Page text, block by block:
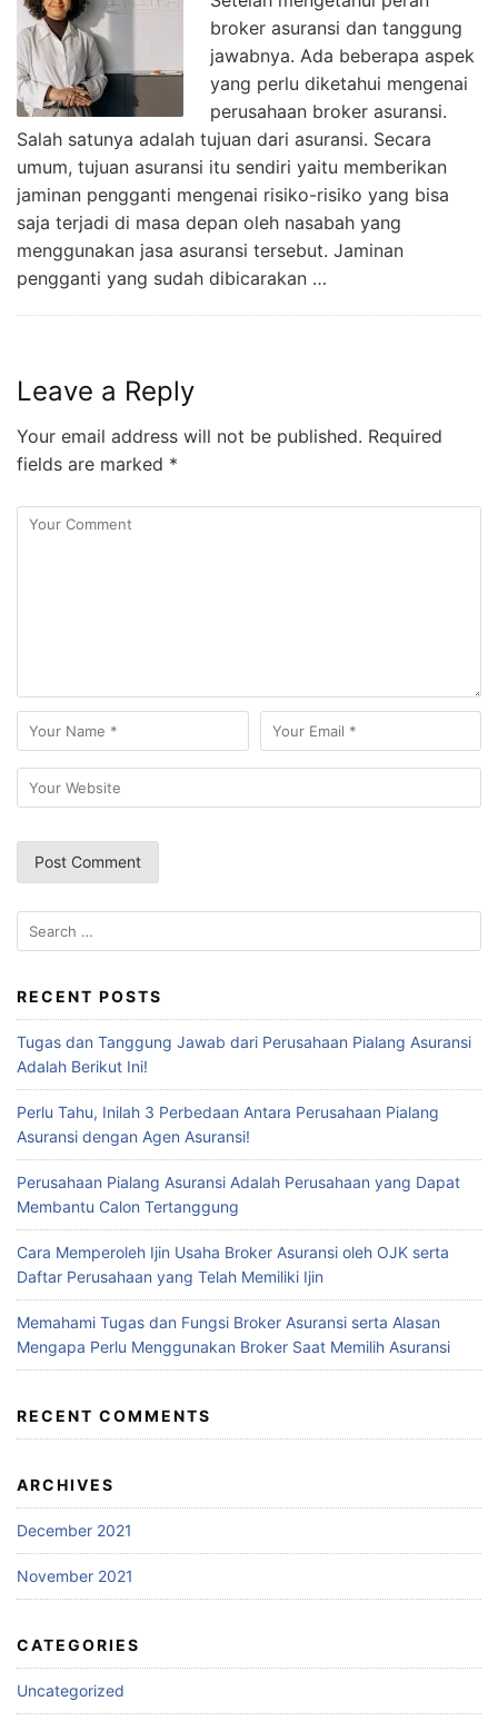
broker asuransi dan tanggung
jawabnya. Ada beberapa aspek
yang perlu diketahui mengenai
perusahaan broker asuransi.
Salah satunya adalah tujuan dari asuransi. Secara
umum, tujuan asuransi itu sendiri yaitu memberikan
jaminan pengganti mengenai risiko-risiko yang bisa
saja terjadi di masa depan oleh nasabah yang
menggunakan jasa asuransi tersebut. Jaminan
pengganti yang sudah dibicarakan …
Leave a Reply
Your email address will not be published. Required
fields are marked *
Search
for:
RECENT POSTS
Tugas dan Tanggung Jawab dari Perusahaan Pialang Asuransi
Adalah Berikut Ini!
Perlu Tahu, Inilah 3 Perbedaan Antara Perusahaan Pialang
Asuransi dengan Agen Asuransi!
Perusahaan Pialang Asuransi Adalah Perusahaan yang Dapat
Membantu Calon Tertanggung
Cara Memperoleh Ijin Usaha Broker Asuransi oleh OJK serta
Daftar Perusahaan yang Telah Memiliki Ijin
Memahami Tugas dan Fungsi Broker Asuransi serta Alasan
Mengapa Perlu Menggunakan Broker Saat Memilih Asuransi
RECENT COMMENTS
ARCHIVES
December 2021
November 2021
CATEGORIES
Uncategorized